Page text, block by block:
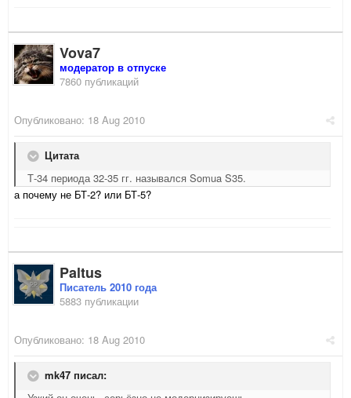
Vova7
модератор в отпуске
7860 публикаций
Опубликовано: 18 Aug 2010
Цитата
Т-34 периода 32-35 гг. назывался Somua S35.
а почему не БТ-2? или БТ-5?
Paltus
Писатель 2010 года
5883 публикации
Опубликовано: 18 Aug 2010
mk47 писал: